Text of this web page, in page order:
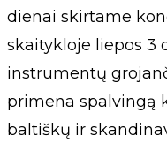
dienai skirtame
skaitykloje liepos 3
instrumentų
primena spalvingą
baltiškų ir